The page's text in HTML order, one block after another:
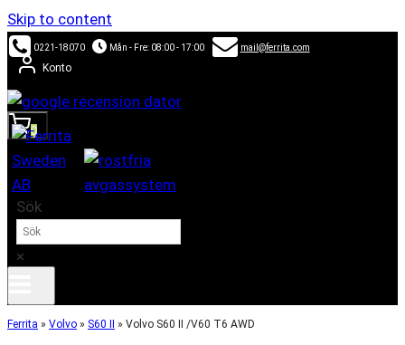
Skip to content
0221-18070 Mån - Fre: 08:00 - 17:00 mail@ferrita.com
Konto
0
Sök
×
Ferrita » Volvo » S60 II » Volvo S60 II /V60 T6 AWD